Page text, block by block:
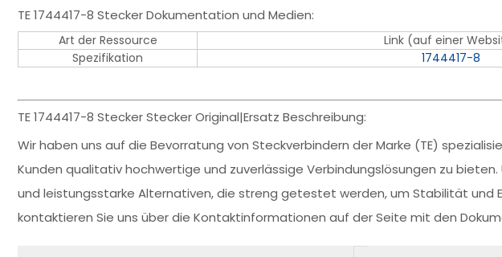
TE 1744417-8 Stecker Dokumentation und Medien:
Art der Ressource
Link (auf einer
Spezifikation
1744417-8
TE 1744417-8 Stecker Stecker Original|Ersatz Beschreibung:
Wir haben uns auf die Bevorratung von Steckverbindern der Marke (TE)
Kunden qualitativ hochwertige und zuverlässige Verbindungslösungen zu
und leistungsstarke Alternativen, die streng getestet werden, um Stabilität und
kontaktieren Sie uns über die Kontaktinformationen auf der Seite mit den